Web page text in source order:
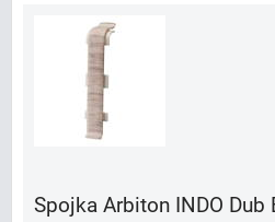
Spojka Arbiton INDO Dub